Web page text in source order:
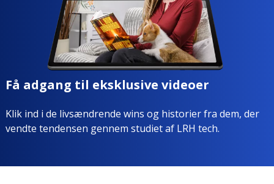
Få adgang til eksklusive videoer
Klik ind i de livsændrende wins og historier fra dem, der
vendte tendensen gennem studiet af LRH tech.